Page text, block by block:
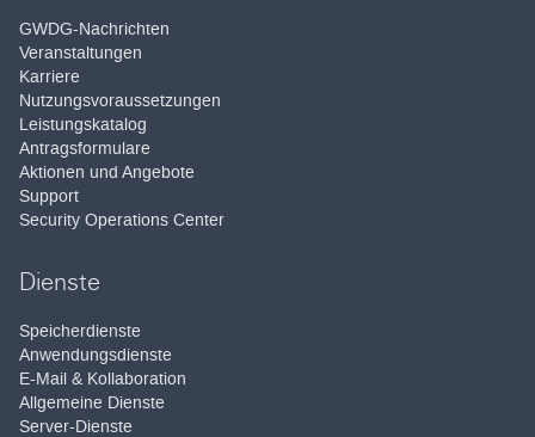
GWDG-Nachrichten
Veranstaltungen
Karriere
Nutzungsvoraussetzungen
Leistungskatalog
Antragsformulare
Aktionen und Angebote
Support
Security Operations Center
Dienste
Speicherdienste
Anwendungsdienste
E-Mail & Kollaboration
Allgemeine Dienste
Server-Dienste